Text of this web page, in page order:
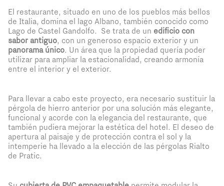
El restaurante, situado en uno de los pueblos más bellos
de Italia, domina el lago Albano, también conocido como
Lago de Castel Gandolfo. Se trata de un edificio con
sabor antiguo, con un generoso espacio exterior y un
panorama único. Un área que la propiedad quería poder
utilizar para ampliar la estacionalidad, creando armonía
entre el interior y el exterior.
Para llevar a cabo este proyecto, era necesario sustituir la
pérgola de hierro anterior por una solución más elegante,
funcional y acorde con la elegancia del restaurante, que
también pudiera mejorar la estética del hotel. El deseo de
apertura al paisaje y de protección contra el sol y la
intemperie ha llevado a la elección de las pérgolas Rialto
de Pratic.